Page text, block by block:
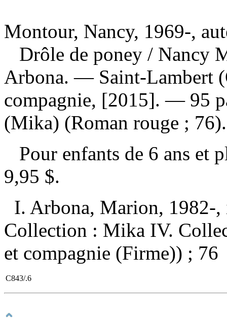
Montour, Nancy, 1969-,
Drôle de poney / Nancy
Arbona. — Saint-Lambert
compagnie, [2015]. — 95
(Mika) (Roman rouge ; 76).
Pour enfants de 6 ans et
9,95 $.
I. Arbona, Marion,
Collection : Mika IV.
et compagnie (Firme)) ; 76
C843/.6